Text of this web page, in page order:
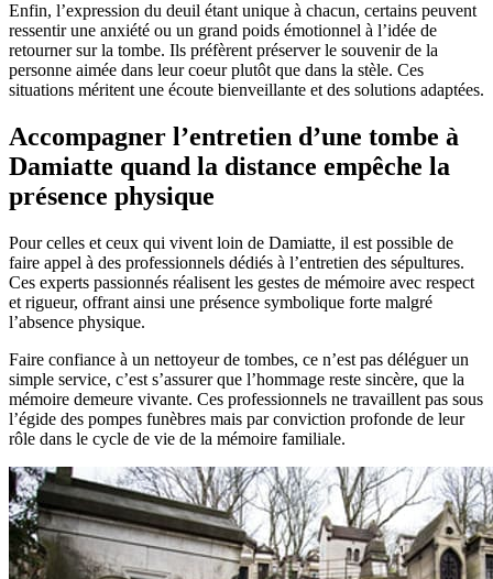
Enfin, l’expression du deuil étant unique à chacun, certains peuvent
ressentir une anxiété ou un grand poids émotionnel à l’idée de
retourner sur la tombe. Ils préfèrent préserver le souvenir de la
personne aimée dans leur coeur plutôt que dans la stèle. Ces
situations méritent une écoute bienveillante et des solutions adaptées.
Accompagner l’entretien d’une tombe à
Damiatte quand la distance empêche la
présence physique
Pour celles et ceux qui vivent loin de Damiatte, il est possible de
faire appel à des professionnels dédiés à l’entretien des sépultures.
Ces experts passionnés réalisent les gestes de mémoire avec respect
et rigueur, offrant ainsi une présence symbolique forte malgré
l’absence physique.
Faire confiance à un nettoyeur de tombes, ce n’est pas déléguer un
simple service, c’est s’assurer que l’hommage reste sincère, que la
mémoire demeure vivante. Ces professionnels ne travaillent pas sous
l’égide des pompes funèbres mais par conviction profonde de leur
rôle dans le cycle de vie de la mémoire familiale.